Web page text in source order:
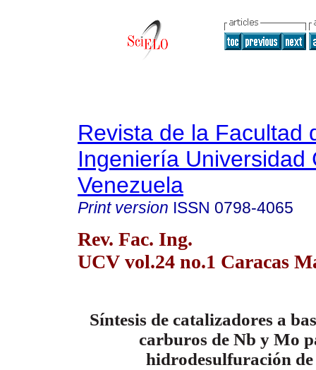
Revista de la Facultad
Ingeniería Universidad
Venezuela
Print version ISSN 0798-4065
Rev. Fac. Ing.
UCV vol.24 no.1 Caracas
Síntesis de catalizadores a
carburos de Nb y Mo
hidrodesulfuración